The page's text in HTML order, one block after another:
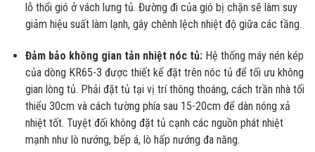
lỗ thổi gió ở vách lưng tủ. Đường đi của gió bị chặn sẽ làm suy
giảm hiệu suất làm lạnh, gây chênh lệch nhiệt độ giữa các tầng.
Đảm bảo không gian tản nhiệt nóc tủ:Hệ thống máy nén kép
của dòng KR65-3 được thiết kế đặt trên nóc tủ để tối ưu không
gian lòng tủ. Phải đặt tủ tại vị trí thông thoáng, cách trần nhà tối
thiểu 30cm và cách tường phía sau 15-20cm để dàn nóng xả
nhiệt tốt. Tuyệt đối không đặt tủ cạnh các nguồn phát nhiệt
mạnh như lò nướng, bếp á, lò hấp nướng đa năng.